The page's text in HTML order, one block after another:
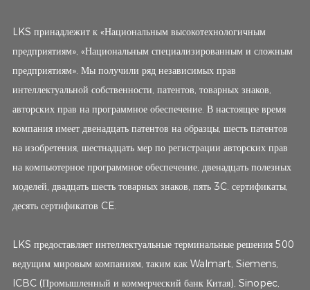
LKS принадлежит к «Национальным высокотехнологичным
предприятиям», «Национальным специализированным и сложным
предприятиям». Мы получили ряд независимых прав
интеллектуальной собственности, патентов, товарных знаков,
авторских прав на программное обеспечение. В настоящее время
компания имеет двенадцать патентов на образцы, шесть патентов
на изобретения, шестнадцать мер по регистрации авторских прав
на компьютерное программное обеспечение, двенадцать полезных
моделей, двадцать шесть товарных знаков, пять 3C. сертификаты,
десять сертификатов CE.
LKS предоставляет интеллектуальные терминальные решения 500
ведущим мировым компаниям, таким как Walmart, Siemens,
ICBC (Промышленный и коммерческий банк Китая), Sinopec,